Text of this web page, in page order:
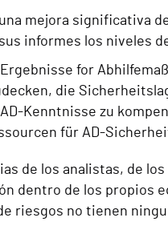
mejora significativa
informes los niveles
for
die
Kenntnisse zu
für AD-
de los analistas, de
dentro de los propios
riesgos no tienen